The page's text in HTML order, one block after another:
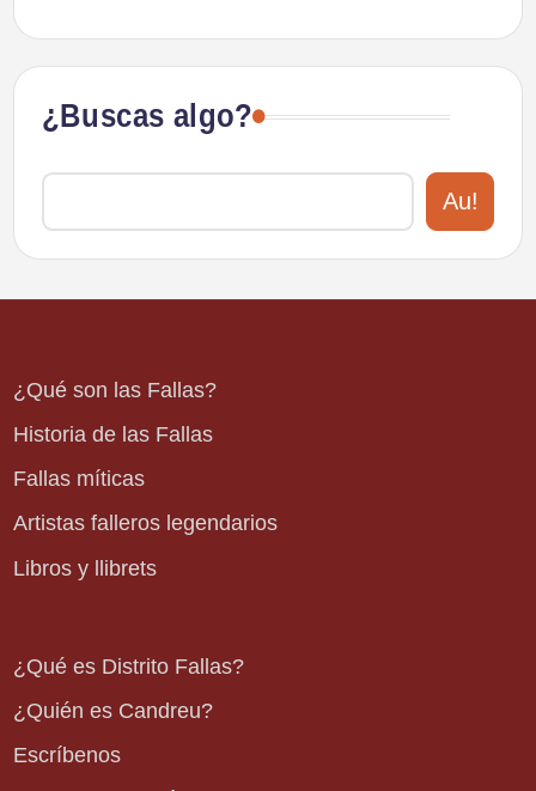
¿Buscas algo?
Au!
¿Qué son las Fallas?
Historia de las Fallas
Fallas míticas
Artistas falleros legendarios
Libros y llibrets
¿Qué es Distrito Fallas?
¿Quién es Candreu?
Escríbenos